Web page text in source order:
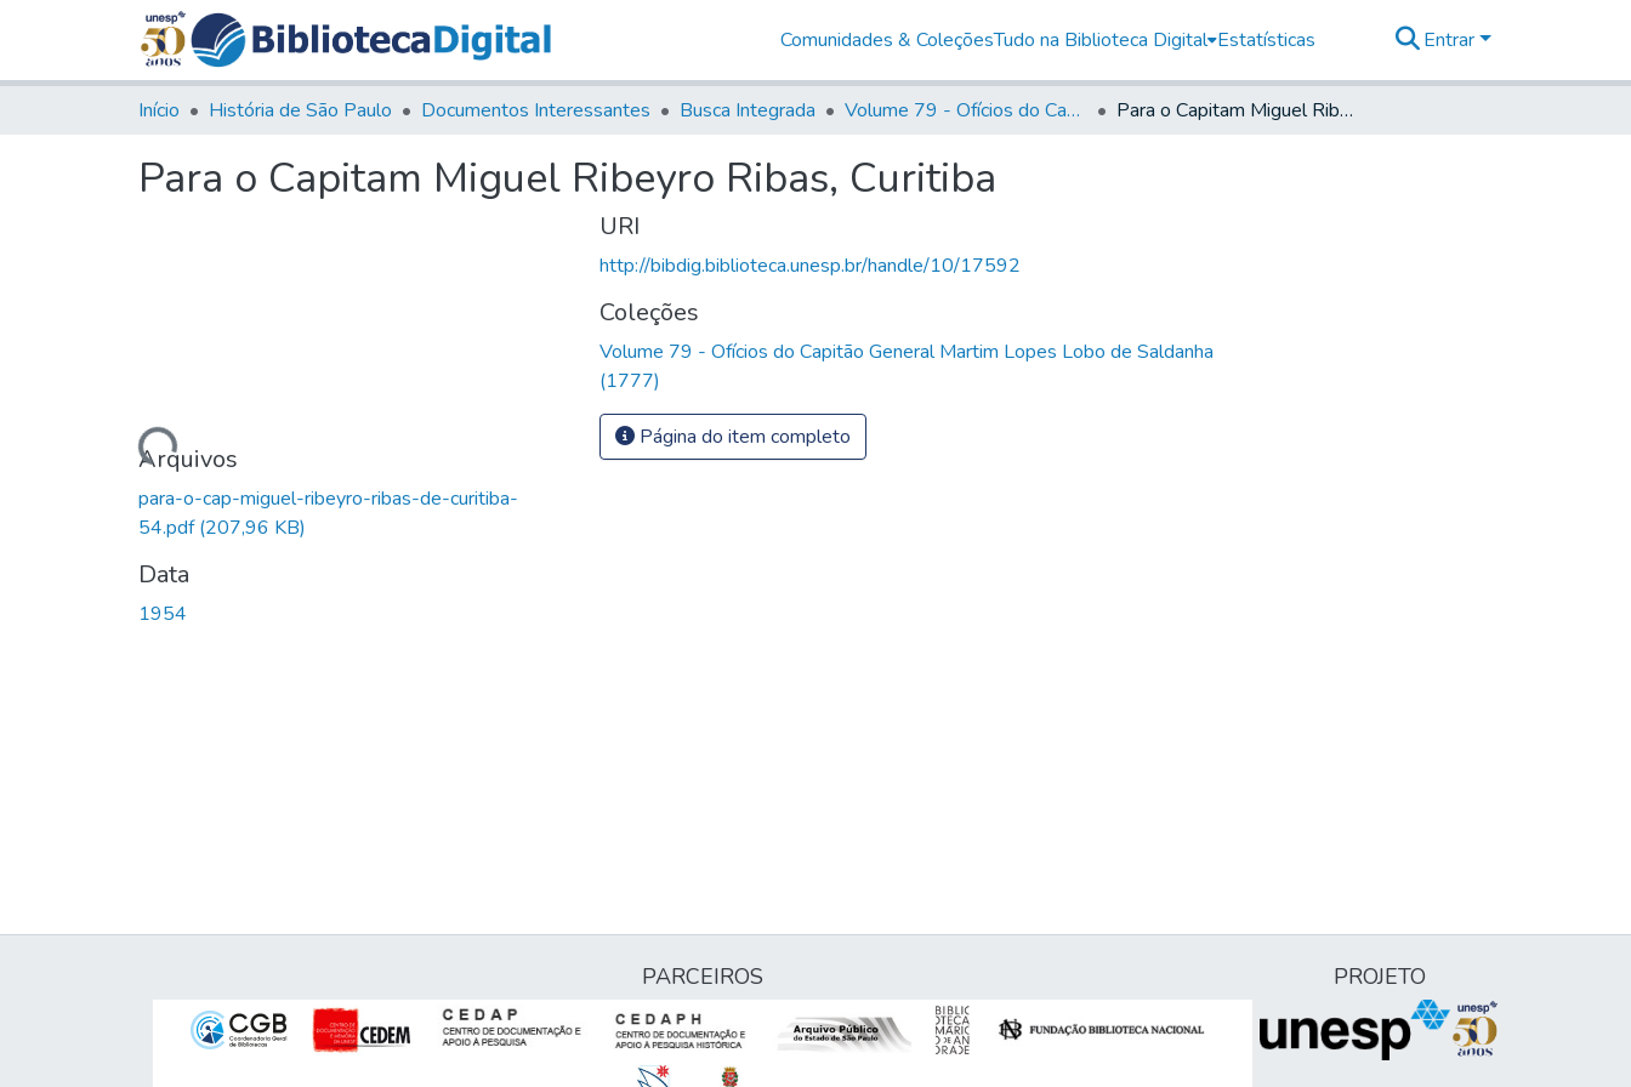
Comunidades & ColeçõesTudo na Biblioteca Digital Estatísticas Entrar
Início História de São Paulo Documentos Interessantes Busca Integrada Volume 79 - Ofícios do Capitão General Martim Lopes Lobo de Saldanha (1777) Para o Capitam Miguel Ribeyro Ribas, Curitiba
Para o Capitam Miguel Ribeyro Ribas, Curitiba
Carregando...Arquivos
para-o-cap-miguel-ribeyro-ribas-de-curitiba-
54.pdf(207,96 KB)
Data
1954
URI
http://bibdig.biblioteca.unesp.br/handle/10/17592
Coleções
Volume 79 - Ofícios do Capitão General Martim Lopes Lobo de Saldanha
(1777)
Página do item completo
PARCEIROS PROJETO